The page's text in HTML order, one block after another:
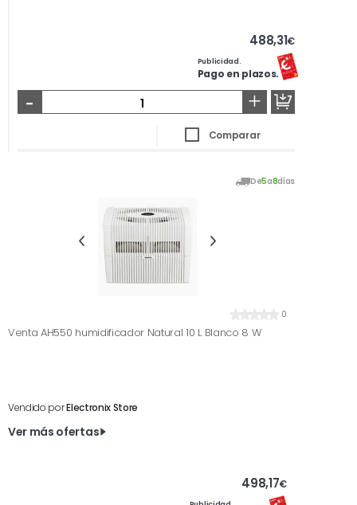
488,31€
Publicidad.
Pago en plazos.
- +
Comparar
De5a8días
0
Venta AH550 humidificador Natural 10 L Blanco 8 W
Vendido porElectronix Store
Ver más ofertas
498,17€